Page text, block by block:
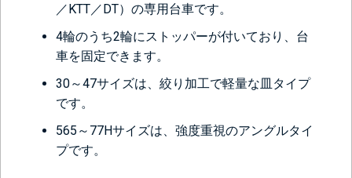
／KTT／DT）の専用台車です。
4輪のうち2輪にストッパーが付いており、台
車を固定できます。
30～47サイズは、絞り加工で軽量な皿タイプ
です。
565～77Hサイズは、強度重視のアングルタイ
プです。